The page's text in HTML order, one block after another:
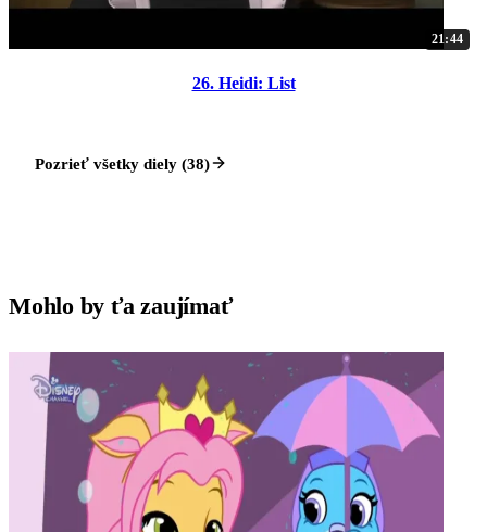
21:44
26. Heidi: List
Pozrieť všetky diely (38)
Mohlo by ťa zaujímať